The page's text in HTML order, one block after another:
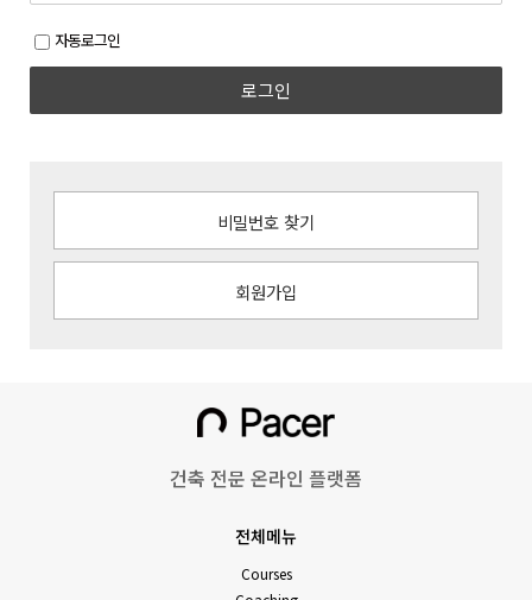
자동로그인
로그인
비밀번호 찾기
회원가입
건축 전문 온라인 플랫폼
전체메뉴
Courses